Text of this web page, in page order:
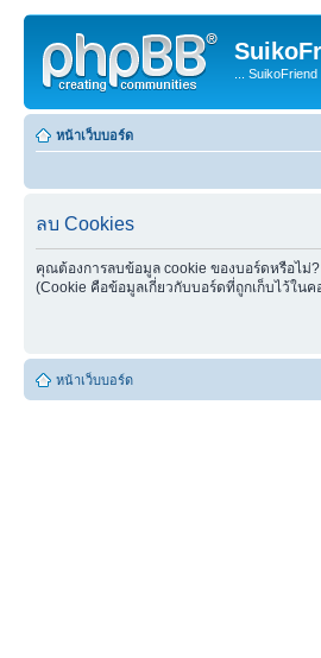
...
หน้าเว็บบอร์ด
ลบ Cookies
คุณต้องการลบข้อมูล cookie ของบอร์ดหรือไม่?
(Cookie คือข้อมูลเกี่ยวกับบอร์ดที่ถูกเก็บไว้ใน
หน้าเว็บบอร์ด